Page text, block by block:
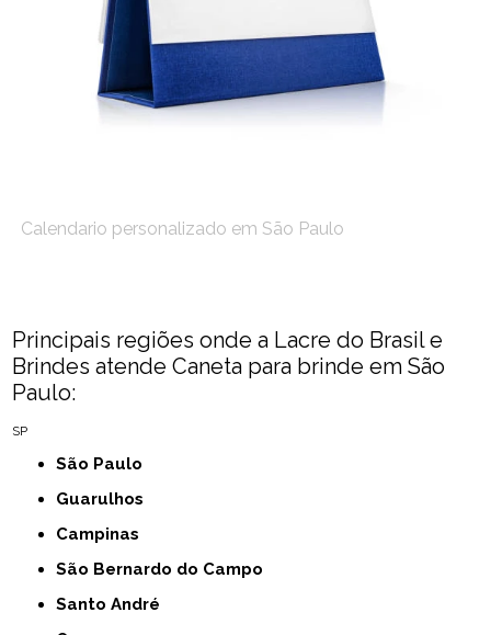
Calendario personalizado em São Paulo
Principais regiões onde a Lacre do Brasil e
Brindes atende Caneta para brinde em São
Paulo:
SP
São Paulo
Guarulhos
Campinas
São Bernardo do Campo
Santo André